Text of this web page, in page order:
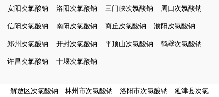
安阳次氯酸钠
洛阳次氯酸钠 三门峡次氯酸钠
周口次氯酸钠
信阳次氯酸钠
南阳次氯酸钠 商丘次氯酸钠
濮阳次氯酸钠
郑州次氯酸钠
开封次氯酸钠 平顶山次氯酸钠
鹤壁次氯酸钠
许昌次氯酸钠
十堰次氯酸钠
解放区次氯酸钠 林州市次氯酸钠 洛阳市次氯酸钠
延津县次氯